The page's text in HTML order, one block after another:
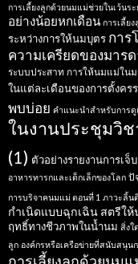
การเลี้ยงลูกด้วยนมแม่ช่วยในเว้นร
อย่างน้อยหกเดือน การเลี้ย
ระหว่างการให้นมบุตร การ
ความเครียดของมารด
ระบบประสาท การให้นมแม่ในม
ในแต่ละเดือนของการตั้งคร
พบบ่อย คำแนะนำสำหรับการ
ในงานประชุมวิ
(1) ตัวอย่างรายงานการเ
อาหารทารกและเด็กเล็กของโลก ปั
การบริจาคนมแม่ ตอนที่ 1 ภาวะลิ้น
กำเนิดแบบฉุกเฉิน สตรีให้
ฤทธิ์ทางชีวภาพในน้ำนม สิ่งใ
ลูก องค์กรหรือเครือข่ายที่สนับสนุน